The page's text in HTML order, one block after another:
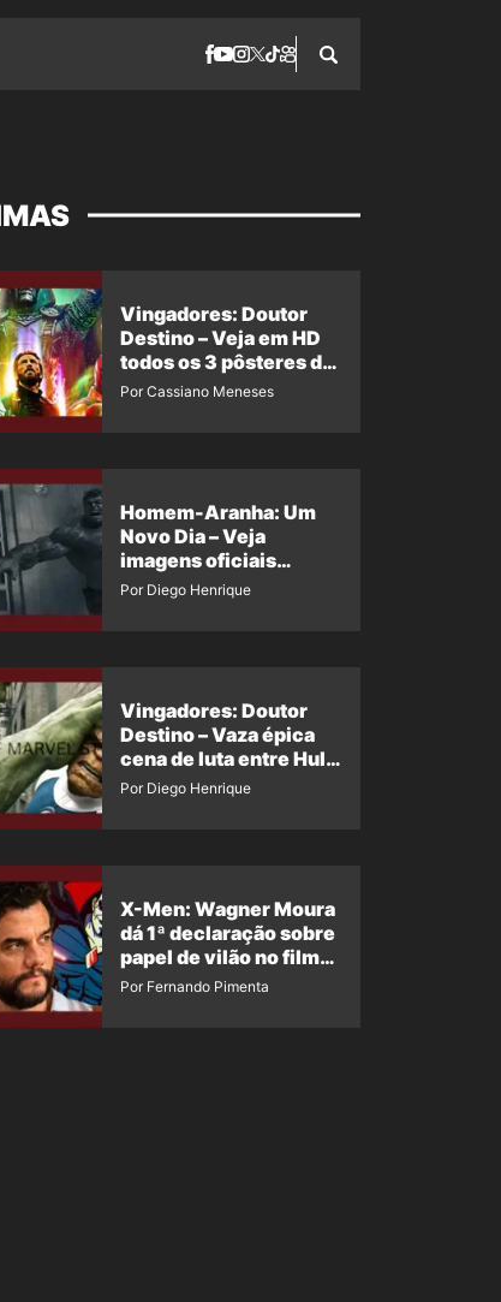
Vingadores: Doutor
Destino – Veja em HD
todos os 3 pôsteres de
‘Doomsday’ + 1 imagem
Por Cassiano Meneses
Homem-Aranha: Um
Novo Dia – Veja
imagens oficiais
descartadas do Hulk
Por Diego Henrique
Vingadores: Doutor
Destino – Vaza épica
cena de luta entre Hulk
e o Coisa
Por Diego Henrique
X-Men: Wagner Moura
dá 1ª declaração sobre
papel de vilão no filme
da Marvel
Por Fernando Pimenta